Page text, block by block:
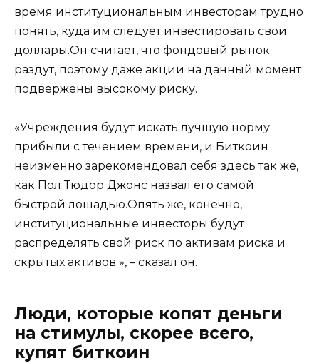
время институциональным инвесторам трудно
понять, куда им следует инвестировать свои
доллары.Он считает, что фондовый рынок
раздут, поэтому даже акции на данный момент
подвержены высокому риску.
«Учреждения будут искать лучшую норму
прибыли с течением времени, и Биткоин
неизменно зарекомендовал себя здесь так же,
как Пол Тюдор Джонс назвал его самой
быстрой лошадью.Опять же, конечно,
институциональные инвесторы будут
распределять свой риск по активам риска и
скрытых активов », – сказал он.
Люди, которые копят деньги
на стимулы, скорее всего,
купят биткоин